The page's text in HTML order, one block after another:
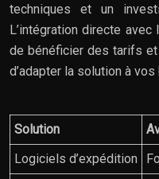
techniques et un
L’intégration directe
de bénéficier des tarifs
d’adapter la solution à
Solution
Logiciels d’expédition